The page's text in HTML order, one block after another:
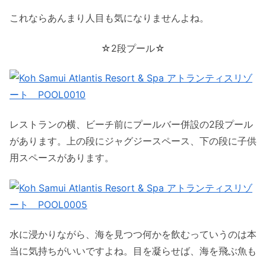
これならあんまり人目も気になりませんよね。
☆2段プール☆
レストランの横、ビーチ前にプールバー併設の2段プール
があります。上の段にジャグジースペース、下の段に子供
用スペースがあります。
水に浸かりながら、海を見つつ何かを飲むっていうのは本
当に気持ちがいいですよね。目を凝らせば、海を飛ぶ魚も